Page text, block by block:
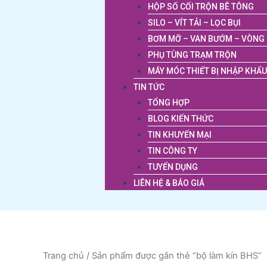
HỘP SỐ CỐI TRỘN BÊ TÔNG
SILO – VÍT TẢI – LỌC BỤI
BƠM MỠ – VAN BƯỚM – VÒNG
PHỤ TÙNG TRẠM TRỘN
MÁY MÓC THIẾT BỊ NHẬP KHẨU
TIN TỨC
TỔNG HỢP
BLOG KIẾN THỨC
TIN KHUYẾN MẠI
TIN CÔNG TY
TUYỂN DỤNG
LIÊN HỆ & BÁO GIÁ
Trang chủ / Sản phẩm được gắn thẻ “bộ làm kín BHS”